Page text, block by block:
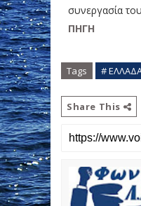
συνεργασία
ΠΗΓΗ
Tags #
Share This